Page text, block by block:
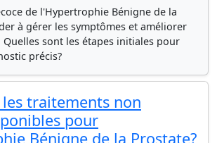
de l'Hypertrophie Bénigne de la
à gérer les symptômes et améliorer
Quelles sont les étapes initiales pour
précis?
traitements non
pour
Bénigne de la Prostate?